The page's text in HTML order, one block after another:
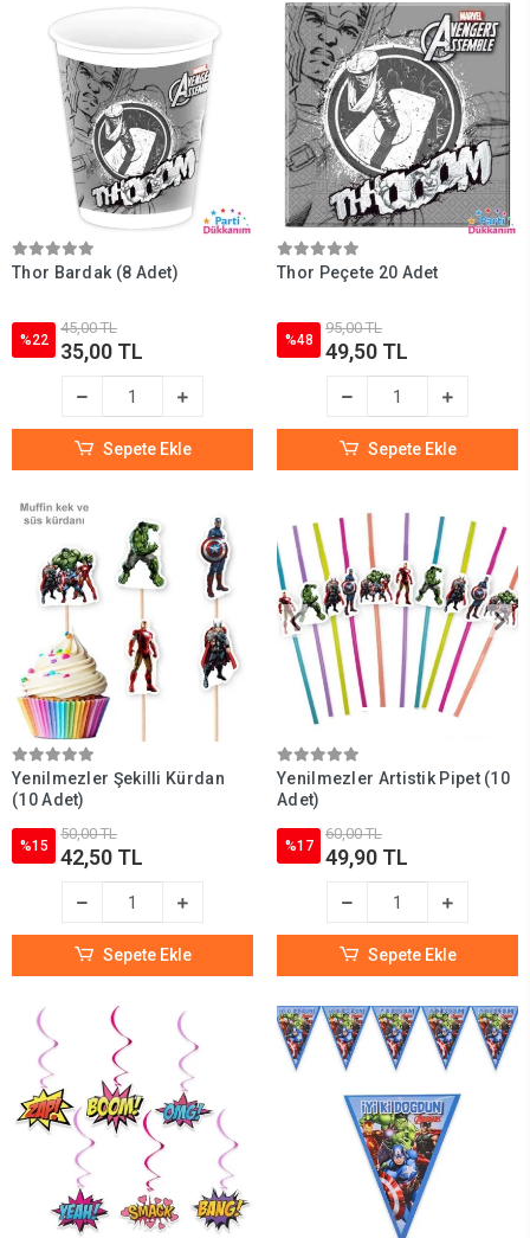
Thor Bardak (8 Adet)
%22
45,00 TL
35,00 TL
Sepete Ekle
Thor Peçete 20 Adet
%48
95,00 TL
49,50 TL
Sepete Ekle
Yenilmezler Şekilli Kürdan
(10 Adet)
%15
50,00 TL
42,50 TL
Sepete Ekle
Yenilmezler Artistik Pipet (10
Adet)
%17
60,00 TL
49,90 TL
Sepete Ekle